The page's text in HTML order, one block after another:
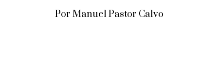
Por Manuel Pastor Calvo